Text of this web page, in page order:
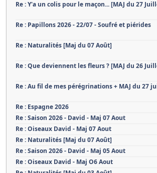
Re : Y'a un colis pour le maçon... [MAJ du 27
Re : Papillons 2026 - 22/07 - Soufré et piérides
Re : Naturalités [Maj du 07 Août]
Re : Que deviennent les fleurs ? [MAJ du 26
Re : Au fil de mes pérégrinations + MAJ du 27
Re : Espagne 2026
Re : Saison 2026 - David - Maj 07 Aout
Re : Oiseaux David - Maj 07 Aout
Re : Naturalités [Maj du 07 Août]
Re : Saison 2026 - David - Maj 05 Aout
Re : Oiseaux David - Maj O6 Aout